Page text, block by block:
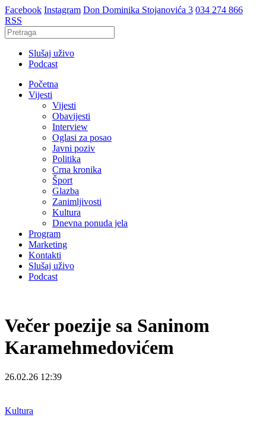
Facebook Instagram Don Dominika Stojanovića 3 034 274 866
RSS
Slušaj uživo
Podcast
Početna
Vijesti
Vijesti
Obavijesti
Interview
Oglasi za posao
Javni poziv
Politika
Crna kronika
Šport
Glazba
Zanimljivosti
Kultura
Dnevna ponuda jela
Program
Marketing
Kontakti
Slušaj uživo
Podcast
Večer poezije sa Saninom
Karamehmedovićem
26.02.26 12:39
Kultura